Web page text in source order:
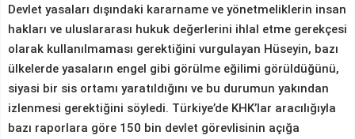
Devlet yasaları dışındaki kararname ve yönetmeliklerin insan
hakları ve uluslararası hukuk değerlerini ihlal etme gerekçesi
olarak kullanılmaması gerektiğini vurgulayan Hüseyin, bazı
ülkelerde yasaların engel gibi görülme eğilimi görüldüğünü,
siyasi bir sis ortamı yaratıldığını ve bu durumun yakından
izlenmesi gerektiğini söyledi. Türkiye’de KHK’lar aracılığıyla
bazı raporlara göre 150 bin devlet görevlisinin açığa